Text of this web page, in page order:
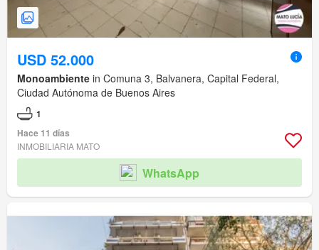
USD 52.000
Monoambiente in Comuna 3, Balvanera, Capital Federal,
Ciudad Autónoma de Buenos Aires
1
Hace 11 días
INMOBILIARIA MATO
WhatsApp